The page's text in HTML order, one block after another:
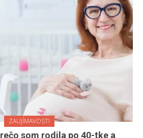
ZAUJÍMAVOSTI
som rodila po 40-tke a